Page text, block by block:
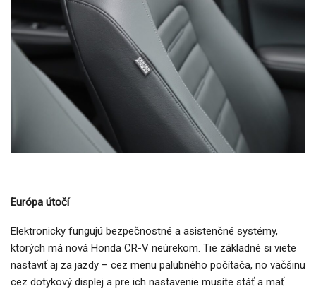
Európa útočí
Elektronicky fungujú bezpečnostné a asistenčné systémy,
ktorých má nová Honda CR-V neúrekom. Tie základné si viete
nastaviť aj za jazdy – cez menu palubného počítača, no väčšinu
cez dotykový displej a pre ich nastavenie musíte stáť a mať